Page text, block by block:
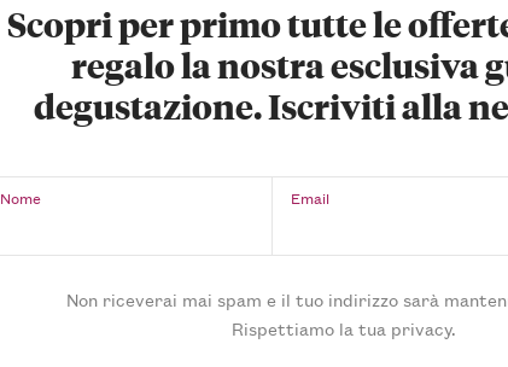
Scopri per primo tutte le
regalo la nostra esclusiva
degustazione. Iscriviti alla
Nome Email
Non riceverai mai spam e il tuo indirizzo sarà
Rispettiamo la tua privacy.